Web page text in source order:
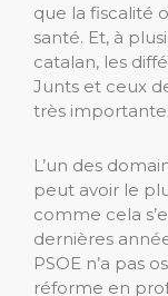
que la fiscalité
santé. Et, à
catalan, les
Junts et ceux
très
L’un des
peut avoir le
comme cela
dernières
PSOE n’a pas
réforme en